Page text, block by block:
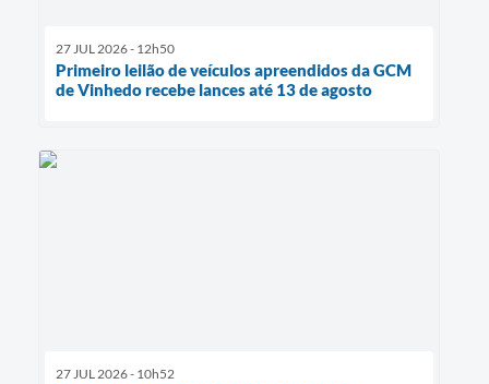
27 JUL 2026 - 12h50
Primeiro leilão de veículos apreendidos da GCM
de Vinhedo recebe lances até 13 de agosto
27 JUL 2026 - 10h52